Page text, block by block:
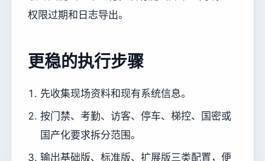
权限过期和日志导出。
更稳的执行步骤
先收集现场资料和现有系统信息。
按门禁、考勤、访客、停车、梯控、国密或
国产化要求拆分范围。
输出基础版、标准版、扩展版三类配置，便